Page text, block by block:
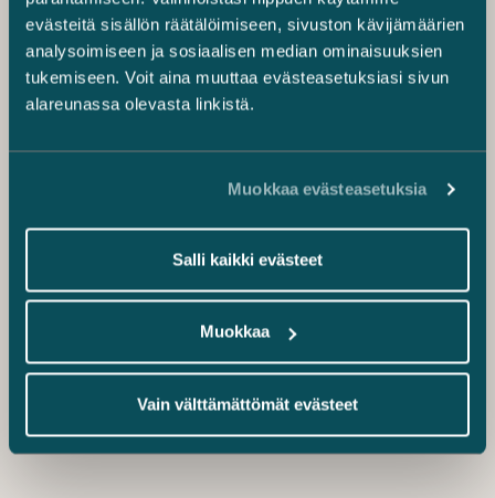
evästeitä sisällön räätälöimiseen, sivuston kävijämäärien
analysoimiseen ja sosiaalisen median ominaisuuksien
tukemiseen. Voit aina muuttaa evästeasetuksiasi sivun
alareunassa olevasta linkistä.
Muokkaa evästeasetuksia
Salli kaikki evästeet
Muokkaa
Vain välttämättömät evästeet